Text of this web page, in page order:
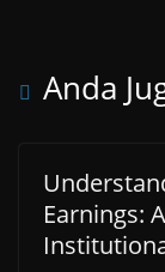
Anda
Earnings: